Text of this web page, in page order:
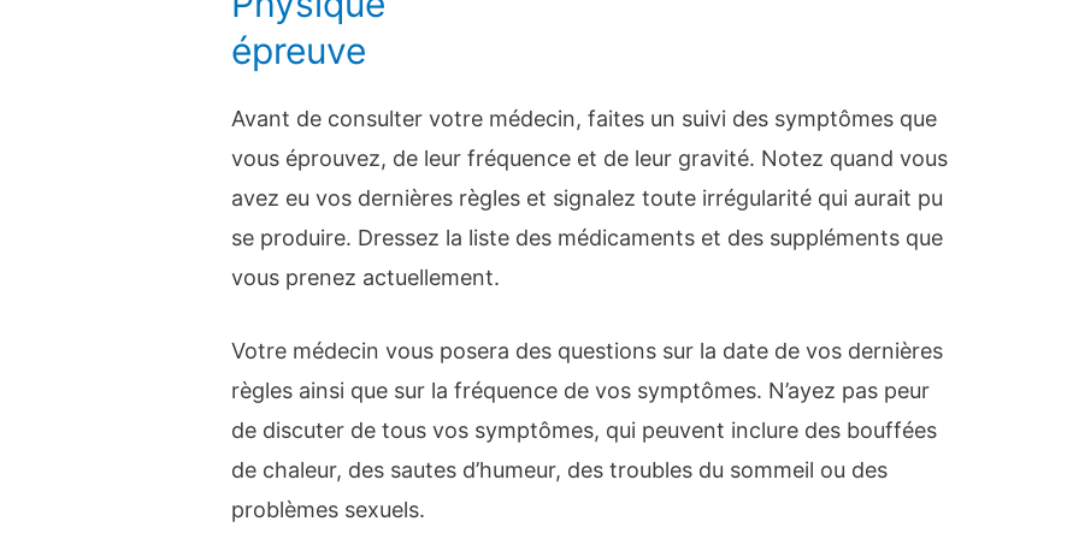
épreuve
Avant de consulter votre médecin, faites un suivi des symptômes que
vous éprouvez, de leur fréquence et de leur gravité. Notez quand vous
avez eu vos dernières règles et signalez toute irrégularité qui aurait pu
se produire. Dressez la liste des médicaments et des suppléments que
vous prenez actuellement.
Votre médecin vous posera des questions sur la date de vos dernières
règles ainsi que sur la fréquence de vos symptômes. N’ayez pas peur
de discuter de tous vos symptômes, qui peuvent inclure des bouffées
de chaleur, des sautes d’humeur, des troubles du sommeil ou des
problèmes sexuels.